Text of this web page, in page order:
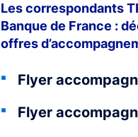
Les correspondants
Banque de France :
offres
Flyer
Flyer